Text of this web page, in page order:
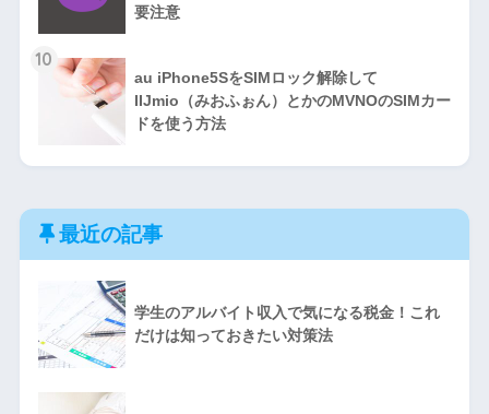
要注意
10
au iPhone5SをSIMロック解除して
IIJmio（みおふぉん）とかのMVNOのSIMカー
ドを使う方法
最近の記事
学生のアルバイト収入で気になる税金！これ
だけは知っておきたい対策法